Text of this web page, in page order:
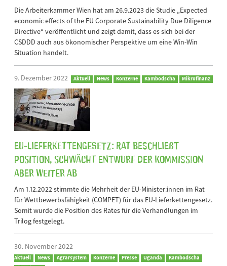
Die Arbeiterkammer Wien hat am 26.9.2023 die Studie „Expected
economic effects of the EU Corporate Sustainability Due Diligence
Directive“ veröffentlicht und zeigt damit, dass es sich bei der
CSDDD auch aus ökonomischer Perspektive um eine Win-Win
Situation handelt.
9. Dezember 2022 Aktuell News Konzerne Kambodscha Mikrofinanz
EU-Lieferkettengesetz: Rat beschließt
Position, schwächt Entwurf der Kommission
aber weiter ab
Am 1.12.2022 stimmte die Mehrheit der EU-Minister:innen im Rat
für Wettbewerbsfähigkeit (COMPET) für das EU-Lieferkettengesetz.
Somit wurde die Position des Rates für die Verhandlungen im
Trilog festgelegt.
30. November 2022
Aktuell News Agrarsystem Konzerne Presse Uganda
Kambodscha